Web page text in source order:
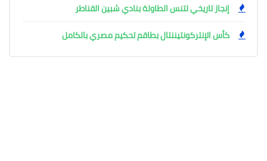
إنجاز تاريخي لتنس الطاولة بنادي شبين القناطر
كأس الإنتركونتيننتال بطاقم تحكيم مصري بالكامل